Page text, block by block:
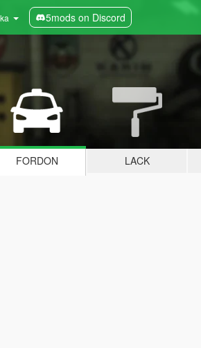
5mods on Discord
FORDON LACK